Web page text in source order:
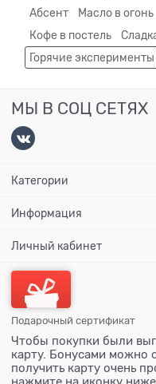
Абсент
Масло в огонь
Кофе в постель
Горячие эксперименты
МЫ В СОЦ СЕТЯХ
Категории
Информация
Личный кабинет
Подарочный сертификат
Чтобы покупки были
карту. Бонусами можно
получить карту очень